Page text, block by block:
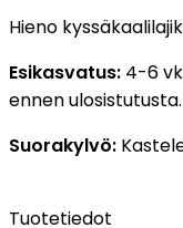
Hieno
Esikasvatus: 4-6
ennen ulosistutusta.
Suorakylvö:
Tuotetiedot